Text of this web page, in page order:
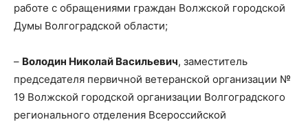
работе с обращениями граждан Волжской городской
Думы Волгоградской области;
– Володин Николай Васильевич, заместитель
председателя первичной ветеранской организации №
19 Волжской городской организации Волгоградского
регионального отделения Всероссийской